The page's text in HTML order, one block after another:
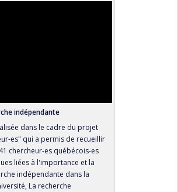
indépendante
dans le cadre du projet
es" qui a permis de recueillir
chercheur-es québécois-es
liées à l'importance et la
indépendante dans la
La recherche